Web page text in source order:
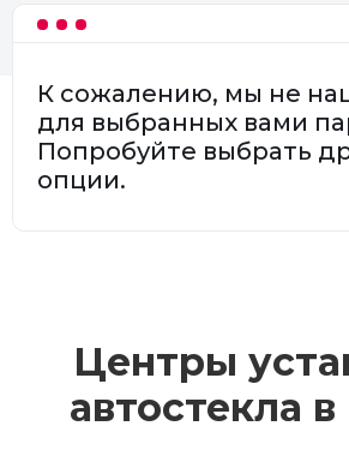
К сожалению, мы не
для выбранных вами
Попробуйте выбрать
опции.
Центры
автостекла в